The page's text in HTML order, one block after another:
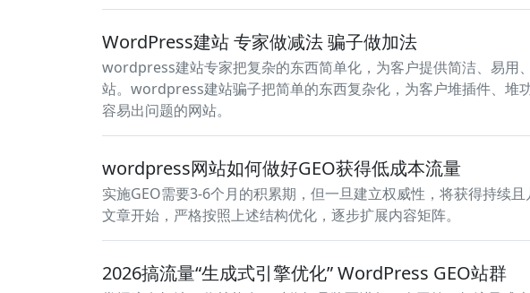
WordPress建站 专家做减法 骗子做加法
wordpress建站专家把复杂的东西简单化，为客户提供简洁、易
站。wordpress建站骗子把简单的东西复杂化，为客户堆插件、堆
容易出问题的网站。
wordpress网站如何做好GEO获得低成本流量
实施GEO需要3-6个月的积累期，但一旦建立权威性，将获得持续
文章开始，严格按照上述结构优化，逐步扩展内容矩阵。
2026搞流量“生成式引擎优化” WordPress GEO站群